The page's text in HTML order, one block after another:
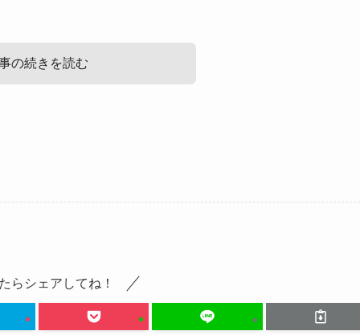
の続きを読む
ができる診断のことだそうで、
らシェアしてね！